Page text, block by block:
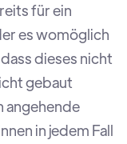
für ein
es womöglich
dieses nicht
gebaut
angehende
in jedem Fall